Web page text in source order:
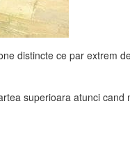
distincte ce par extrem
superioara atunci cand